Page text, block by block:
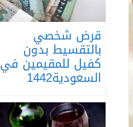
قرض شخصي
بالتقسيط بدون
كفيل للمقيمين في
السعودية1442